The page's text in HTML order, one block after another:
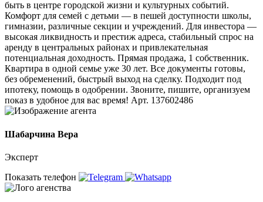
быть в центре городской жизни и культурных событий.
Комфорт для семей с детьми — в пешей доступности школы,
гимназии, различные секции и учреждений. Для инвестора —
высокая ликвидность и престиж адреса, стабильный спрос на
аренду в центральных районах и привлекательная
потенциальная доходность. Прямая продажа, 1 собственник.
Квартира в одной семье уже 30 лет. Все документы готовы,
без обременений, быстрый выход на сделку. Подходит под
ипотеку, помощь в одобрении. Звоните, пишите, организуем
показ в удобное для вас время! Арт. 137602486
Шабарчина Вера
Эксперт
Показать телефон